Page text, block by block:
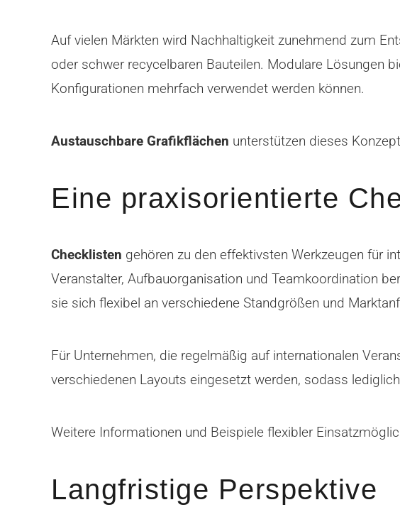
Auf vielen Märkten wird Nachhaltigkeit zunehmend zum
oder schwer recycelbaren Bauteilen. Modulare Lösungen
Konfigurationen mehrfach verwendet werden können.
Austauschbare Grafikflächen unterstützen dieses
Eine praxisorientierte
Checklisten gehören zu den effektivsten Werkzeugen für
Veranstalter, Aufbauorganisation und Teamkoordination
sie sich flexibel an verschiedene Standgrößen und
Für Unternehmen, die regelmäßig auf internationalen
verschiedenen Layouts eingesetzt werden, sodass
Weitere Informationen und Beispiele flexibler
Langfristige Perspektive